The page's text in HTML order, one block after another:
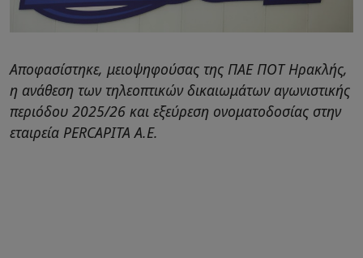
Αποφασίστηκε, μειοψηφούσας της ΠΑΕ ΠΟΤ Ηρακλής,
η ανάθεση των τηλεοπτικών δικαιωμάτων αγωνιστικής
περιόδου 2025/26 και εξεύρεση ονοματοδοσίας στην
εταιρεία PERCAPITA Α.Ε.